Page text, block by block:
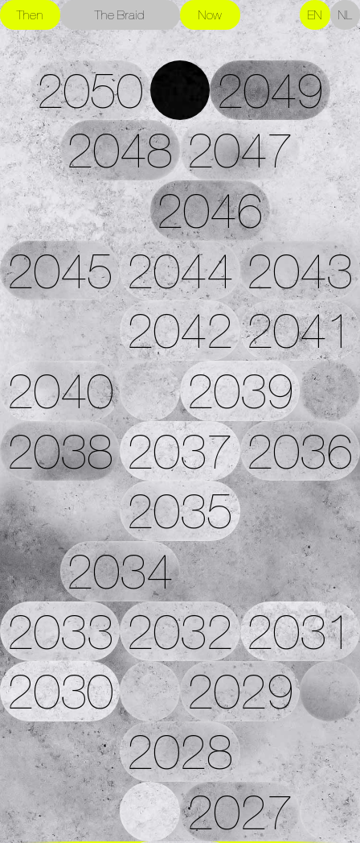
Then The Braid Now EN NL
2050
2049
2048 2047
2046
2045 2044 2043
2042 2041
2040
2039
2038 2037 2036
2035
2034
2033 2032 2031
2030
2029
2028
2027